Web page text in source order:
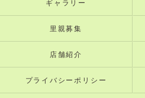
ギャラリー
里親募集
店舗紹介
プライバシーポリシー